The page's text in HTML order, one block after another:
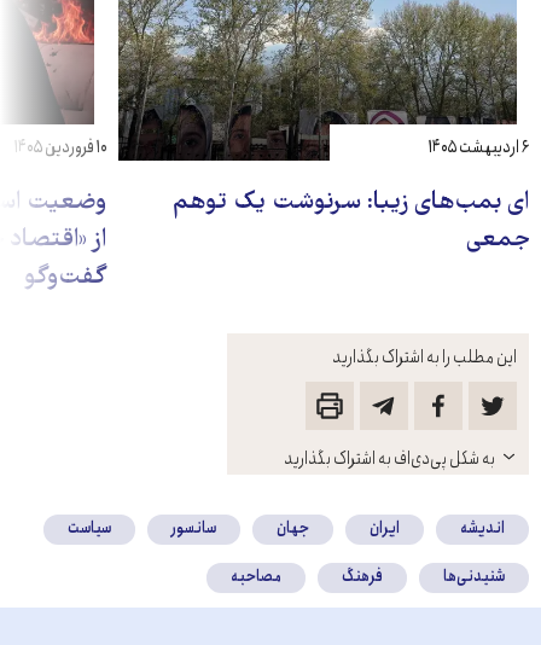
این مطلب را به اشتراک بگذارید
باز
کنید
به شکل پی‌دی‌اف به اشتراک بگذارید
ای بمب‌های زیبا: سرنوشت یک توهم
جمعی
۶ اردیبهشت ۱۴۰۵
وضعیت
از
گفت‌وگو
۱۰ فروردین ۱۴۰۵
اندیشه ایران جهان سانسور
سیاست
شنیدنی‌ها
فرهنگ مصاحبه